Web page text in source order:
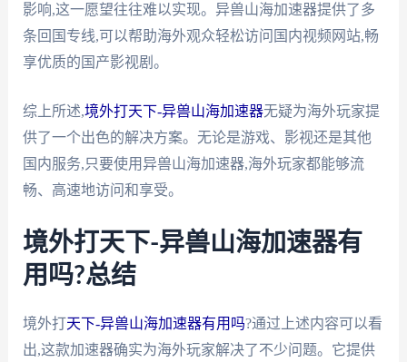
影响,这一愿望往往难以实现。异兽山海加速器提供了多
条回国专线,可以帮助海外观众轻松访问国内视频网站,畅
享优质的国产影视剧。
综上所述,境外打天下-异兽山海加速器无疑为海外玩家提
供了一个出色的解决方案。无论是游戏、影视还是其他
国内服务,只要使用异兽山海加速器,海外玩家都能够流
畅、高速地访问和享受。
境外打天下-异兽山海加速器有
用吗?总结
境外打天下-异兽山海加速器有用吗?通过上述内容可以看
出,这款加速器确实为海外玩家解决了不少问题。它提供